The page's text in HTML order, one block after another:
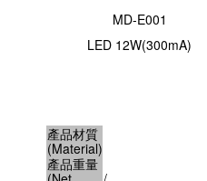
MD-E001
LED 12W(300mA)
產品材質
(Material)
產品重量